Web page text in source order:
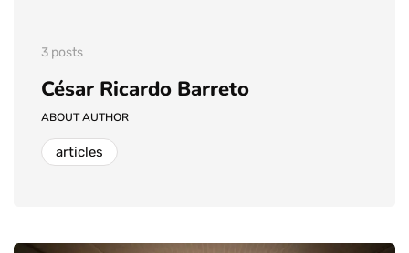
3 posts
César Ricardo Barreto
ABOUT AUTHOR
articles